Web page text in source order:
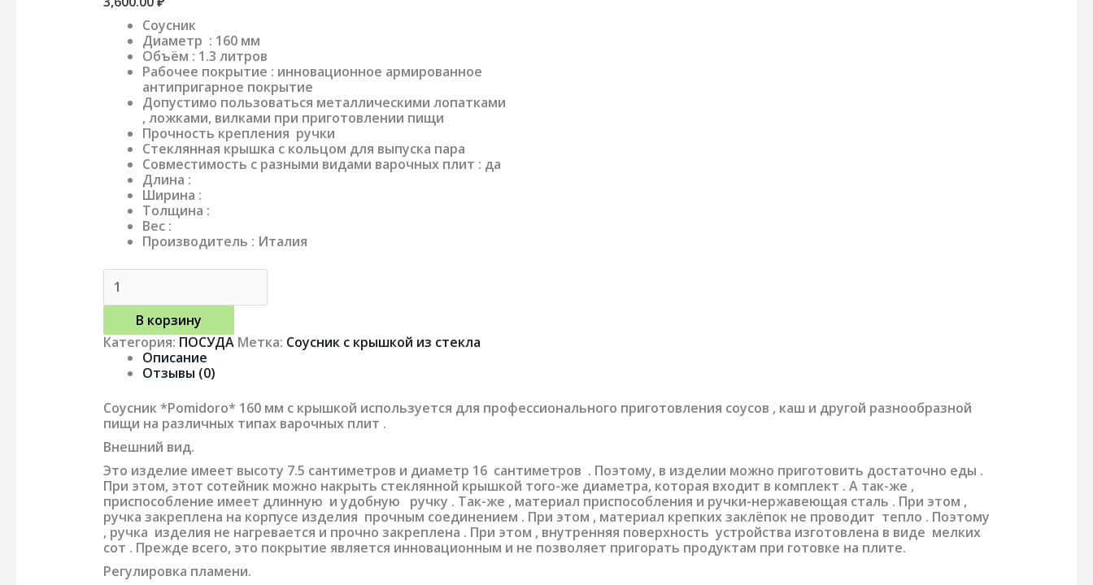
Соусник
Диаметр : 160 мм
Объём : 1.3 литров
Рабочее покрытие : инновационное армированное
антипригарное покрытие
Допустимо пользоваться металлическими лопатками
, ложками, вилками при приготовлении пищи
Прочность крепления ручки
Стеклянная крышка с кольцом для выпуска пара
Совместимость с разными видами варочных плит : да
Длина :
Ширина :
Толщина :
Вес :
Производитель : Италия
В корзину
Категория: ПОСУДА Метка: Соусник с крышкой из стекла
Описание
Отзывы (0)
Соусник *Pomidoro* 160 мм с крышкой используется для профессионального приготовления соусов , каш и другой разнообразной
пищи на различных типах варочных плит .
Внешний вид.
Это изделие имеет высоту 7.5 сантиметров и диаметр 16 сантиметров . Поэтому, в изделии можно приготовить достаточно еды .
При этом, этот сотейник можно накрыть стеклянной крышкой того-же диаметра, которая входит в комплект . А так-же ,
приспособление имеет длинную и удобную ручку . Так-же , материал приспособления и ручки-нержавеющая сталь . При этом ,
ручка закреплена на корпусе изделия прочным соединением . При этом , материал крепких заклёпок не проводит тепло . Поэтому
, ручка изделия не нагревается и прочно закреплена . При этом , внутренняя поверхность устройства изготовлена в виде мелких
сот . Прежде всего, это покрытие является инновационным и не позволяет пригорать продуктам при готовке на плите.
Регулировка пламени.